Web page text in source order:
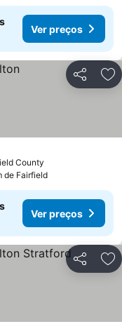
Ver preços
Partilhar
County
de Fairfield
Ver preços
Partilhar